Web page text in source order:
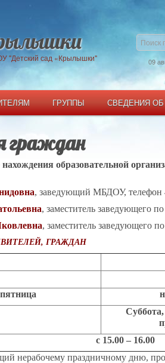
"Детский сад «Крылышки" 09
ГРУППЫ СВЕДЕНИЯ
граждан
образовательной
, заведующий МБДОУ, телефон
, заместитель заведующего
, заместитель заведующего
ГРАЖДАН
Суббота,
с 15.00 – 16.00
нерабочему праздничному дню,